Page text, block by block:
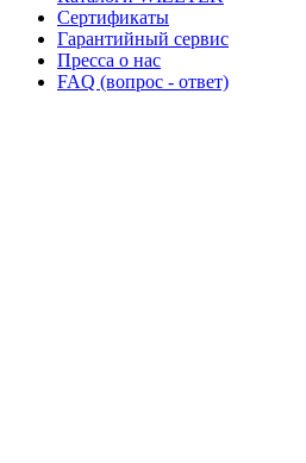
Сертификаты
Гарантийный сервис
Пресса о нас
FAQ (вопрос - ответ)